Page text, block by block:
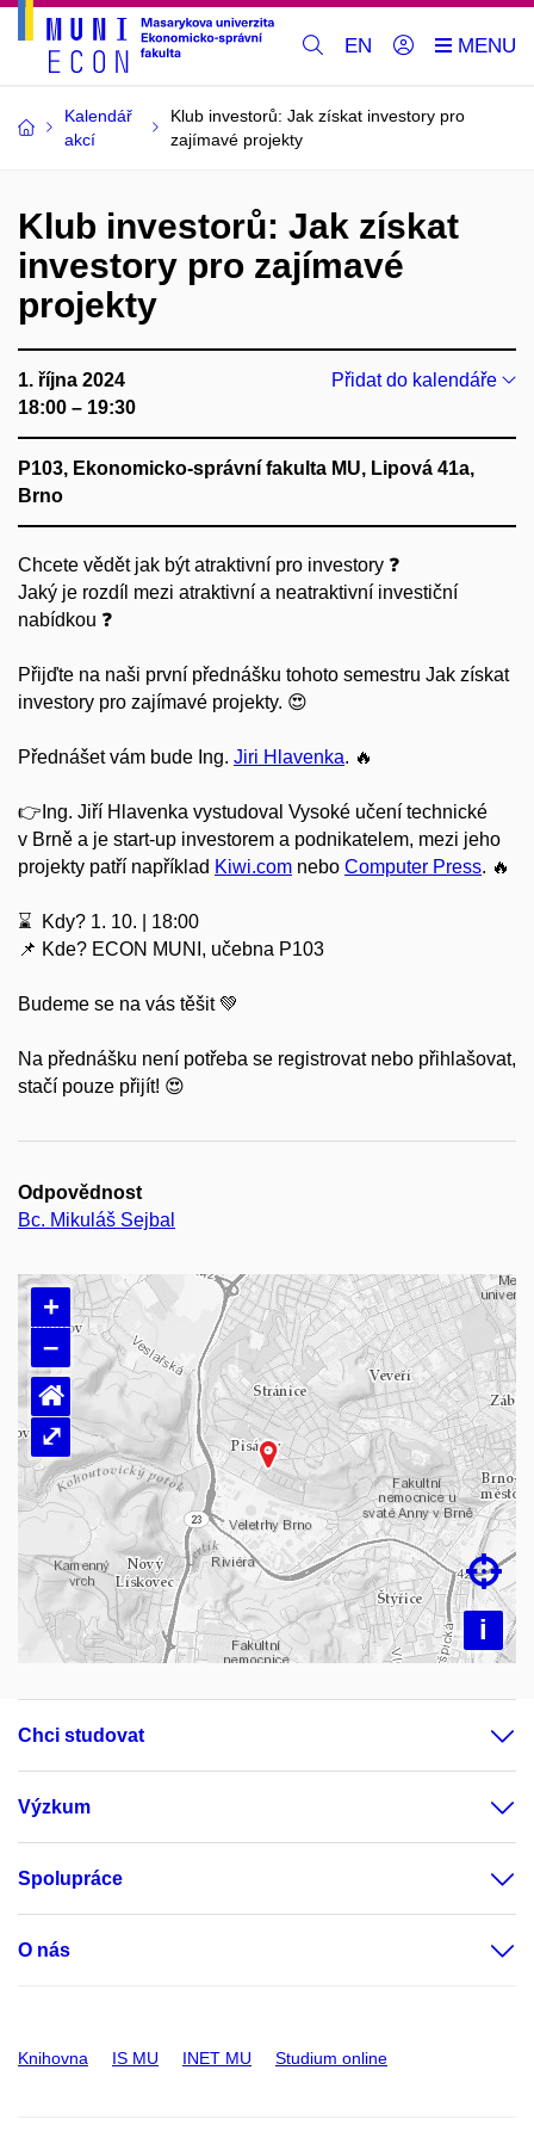
EN
Kalendář
akcí
Klub investorů: Jak získat investory pro
zajímavé projekty
Klub investorů: Jak získat
investory pro zajímavé
projekty
1. října 2024
18:00 – 19:30
Přidat do kalendáře
P103, Ekonomicko-správní fakulta MU, Lipová 41a,
Brno
Chcete vědět jak být atraktivní pro investory ❓
Jaký je rozdíl mezi atraktivní a neatraktivní investiční
nabídkou ❓
Přijďte na naši první přednášku tohoto semestru Jak získat
investory pro zajímavé projekty. 😍
Přednášet vám bude Ing. Jiri Hlavenka. 🔥
👉Ing. Jiří Hlavenka vystudoval Vysoké učení technické
v Brně a je start-up investorem a podnikatelem, mezi jeho
projekty patří například Kiwi.com nebo Computer Press. 🔥
⌛ Kdy? 1. 10. | 18:00
📌 Kde? ECON MUNI, učebna P103
Budeme se na vás těšit 💚
Na přednášku není potřeba se registrovat nebo přihlašovat,
stačí pouze přijít! 😍
Odpovědnost
Bc. Mikuláš Sejbal
Načítám mapu…
+
–
i

⌂
⤢
Chci studovat
Výzkum
Spolupráce
O nás
Knihovna IS MU INET MU Studium online